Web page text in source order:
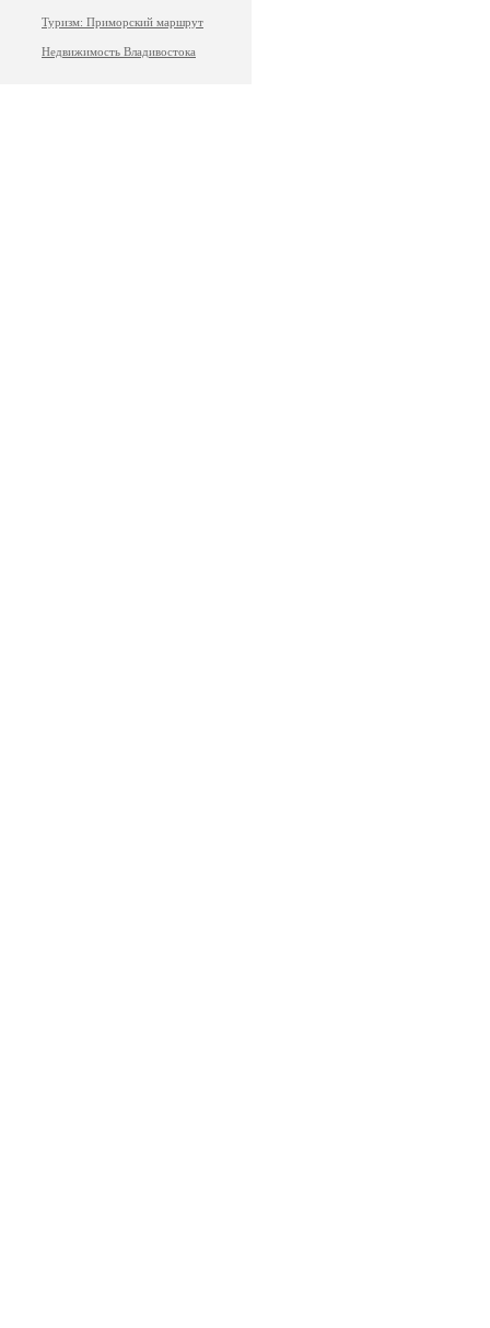
Туризм: Приморский маршрут
Недвижимость Владивостока